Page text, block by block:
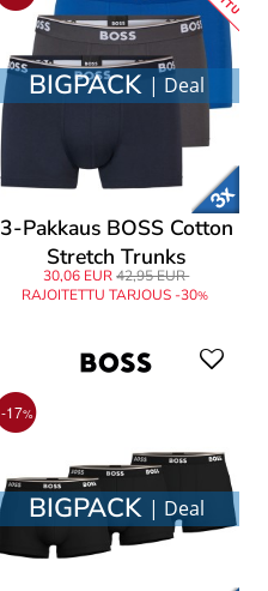
BIGPACK | Deal
3-Pakkaus BOSS Cotton
Stretch Trunks
30,06 EUR 42,95 EUR
RAJOITETTU TARJOUS -30%
-17%
BIGPACK | Deal